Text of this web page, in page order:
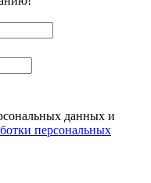
данных и
персональных